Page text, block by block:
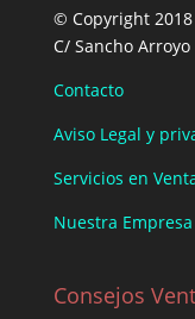
© Copyright 2018
C/ Sancho Arroyo
Contacto
Aviso Legal y
Servicios en
Nuestra Empresa
Consejos